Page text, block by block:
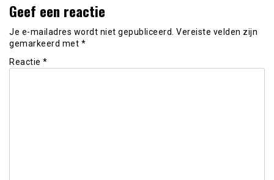
Geef een reactie
Je e-mailadres wordt niet gepubliceerd. Vereiste velden zijn
gemarkeerd met *
Reactie *